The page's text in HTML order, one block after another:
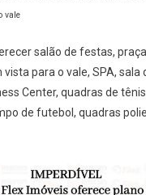
vale
salão de festas,
para o vale, SPA, sala
Center, quadras de
de futebol, quadras